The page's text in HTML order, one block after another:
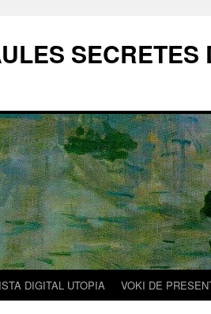
SECRETES
DIGITAL UTOPIA VOKI DE